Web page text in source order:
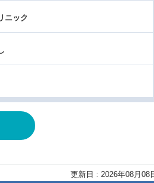
ニック
更新日 : 2026年08月08